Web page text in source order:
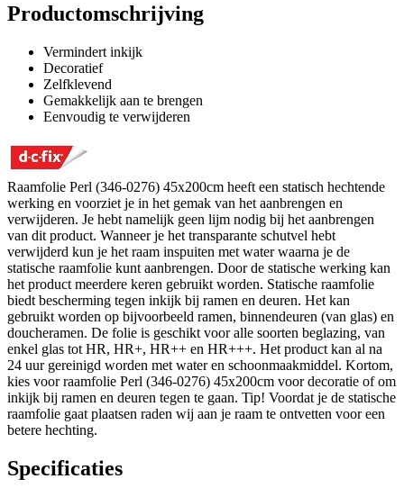
Productomschrijving
Vermindert inkijk
Decoratief
Zelfklevend
Gemakkelijk aan te brengen
Eenvoudig te verwijderen
Raamfolie Perl (346-0276) 45x200cm heeft een statisch hechtende
werking en voorziet je in het gemak van het aanbrengen en
verwijderen. Je hebt namelijk geen lijm nodig bij het aanbrengen
van dit product. Wanneer je het transparante schutvel hebt
verwijderd kun je het raam inspuiten met water waarna je de
statische raamfolie kunt aanbrengen. Door de statische werking kan
het product meerdere keren gebruikt worden. Statische raamfolie
biedt bescherming tegen inkijk bij ramen en deuren. Het kan
gebruikt worden op bijvoorbeeld ramen, binnendeuren (van glas) en
doucheramen. De folie is geschikt voor alle soorten beglazing, van
enkel glas tot HR, HR+, HR++ en HR+++. Het product kan al na
24 uur gereinigd worden met water en schoonmaakmiddel. Kortom,
kies voor raamfolie Perl (346-0276) 45x200cm voor decoratie of om
inkijk bij ramen en deuren tegen te gaan. Tip! Voordat je de statische
raamfolie gaat plaatsen raden wij aan je raam te ontvetten voor een
betere hechting.
Specificaties